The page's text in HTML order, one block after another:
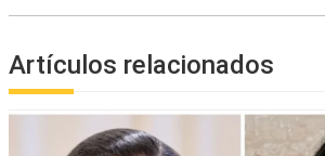
Artículos relacionados